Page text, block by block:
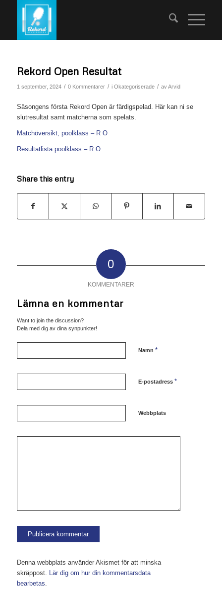
Rekord Open Resultat
1 september, 2024 / 0 Kommentarer / i Okategoriserade / avArvid
Säsongens första Rekord Open är färdigspelad. Här kan ni se
slutresultat samt matcherna som spelats.
Matchöversikt, poolklass – R O
Resultatlista poolklass – R O
Share this entry
0
KOMMENTARER
Lämna en kommentar
Want to join the discussion?
Dela med dig av dina synpunkter!
Namn *
E-postadress *
Webbplats
Denna webbplats använder Akismet för att minska
skräppost. Lär dig om hur din kommentarsdata
bearbetas.